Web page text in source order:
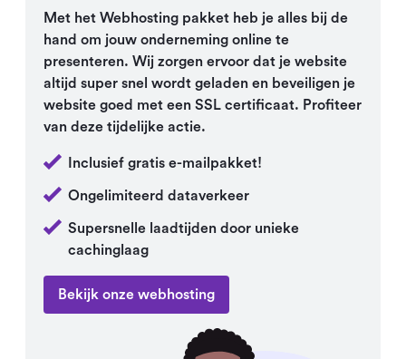
Met het Webhosting pakket heb je alles bij de
hand om jouw onderneming online te
presenteren. Wij zorgen ervoor dat je website
altijd super snel wordt geladen en beveiligen je
website goed met een SSL certificaat. Profiteer
van deze tijdelijke actie.
Inclusief gratis e-mailpakket!
Ongelimiteerd dataverkeer
Supersnelle laadtijden door unieke
cachinglaag
Bekijk onze webhosting